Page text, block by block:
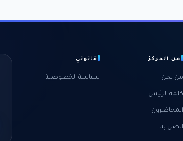
عن المركز
من نحن
كلمة الرئيس
المحاضرون
اتصل بنا
قانوني
سياسة الخصوصية